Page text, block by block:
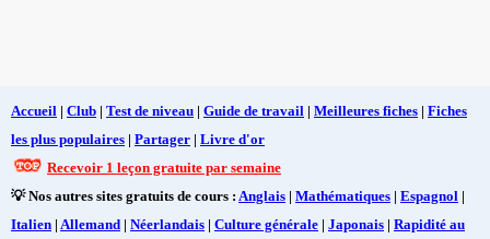
Accueil | Club | Test de niveau | Guide de travail | Meilleures fiches | Fiches
les plus populaires | Partager | Livre d'or
Recevoir 1 leçon gratuite par semaine
💡 Nos autres sites gratuits de cours : Anglais | Mathématiques | Espagnol |
Italien | Allemand | Néerlandais | Culture générale | Japonais | Rapidité au